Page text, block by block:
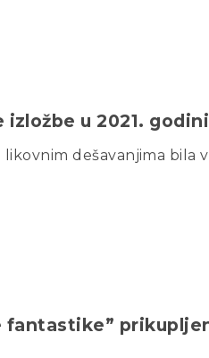
izložbe u 2021. godini
dešavanjima bila